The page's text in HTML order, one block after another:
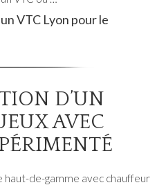
VTC Lyon pour le
D’UN
AVEC
haut-de-gamme avec chauffeur